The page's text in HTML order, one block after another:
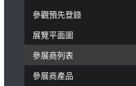
參觀預先登錄
展覽平面圖
參展商列表
參展商產品